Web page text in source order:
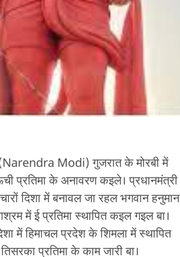
(Narendra Modi) गुजरात के मोरबी में
प्रतिमा के अनावरण कइले। प्रधानमंत्री
दिशा में बनावल जा रहल भगवान हनुमान
में ई प्रतिमा स्थापित कइल गइल बा।
में हिमाचल प्रदेश के शिमला में स्थापित
प्रतिमा के काम जारी बा।